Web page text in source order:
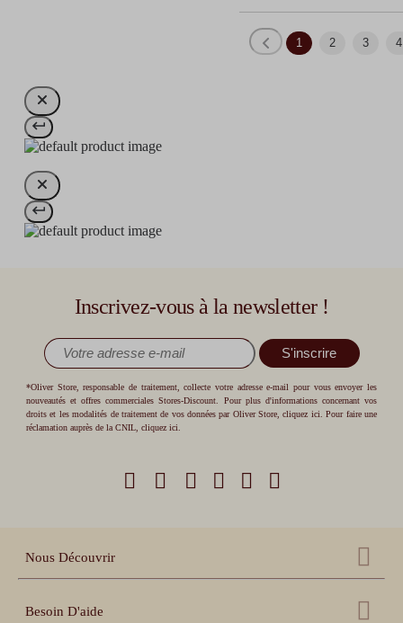
1 2 3 4
Inscrivez-vous à la newsletter !
S'inscrire
*Oliver Store, responsable de traitement, collecte votre adresse e-mail pour vous envoyer les
nouveautés et offres commerciales Stores-Discount. Pour plus d'informations concernant vos
droits et les modalités de traitement de vos données par Oliver Store,cliquez ici . Pour faire une
réclamation auprès de la CNIL,cliquez ici
Nous Découvrir
Besoin D'aide